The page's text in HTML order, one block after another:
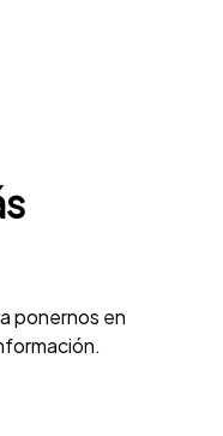
ponernos en